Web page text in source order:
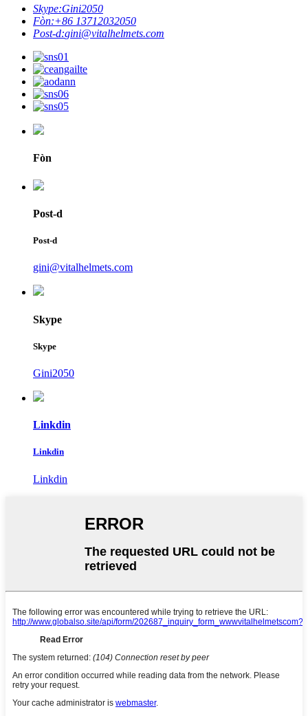
Skype:Gini2050
Fòn:+86 13712032050
Post-d:gini@vitalhelmets.com
Fòn
Post-d
Post-d
gini@vitalhelmets.com
Skype
Skype
Gini2050
Linkdin
Linkdin
Linkdin